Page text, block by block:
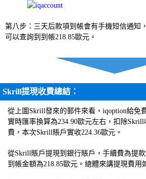
第八步：三天后款項到帳會有手機短信通知
可以查詢到到帳218.85歐元。
Skrill提現收費總結：
從上圖Skrill發來的郵件來看，iqoption給免
實時匯率換算為234.90歐元左右，扣除
費，本次Skrill賬戶實收224.36歐元。
從Skrill賬戶提現到銀行賬戶，手續費為提款
到帳金額為218.85歐元。總體來講提現費用